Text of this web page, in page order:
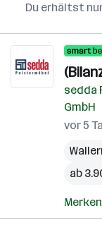
Du erhältst
sedda
GmbH
vor 5
ab
Merken